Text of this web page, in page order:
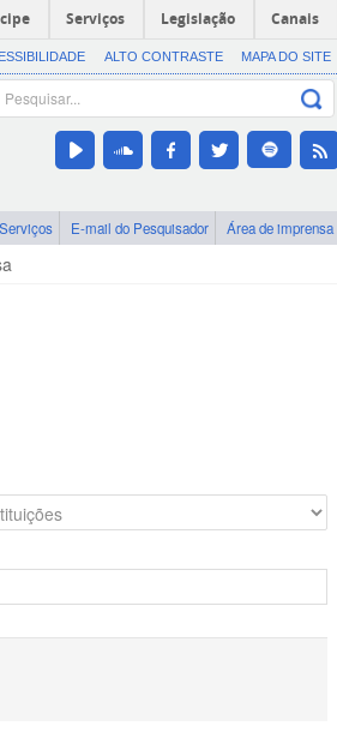
Serviços Legislação Canais
ALTO CONTRASTE MAPA DO SITE
Serviços E-mail do Pesquisador Área de imprensa